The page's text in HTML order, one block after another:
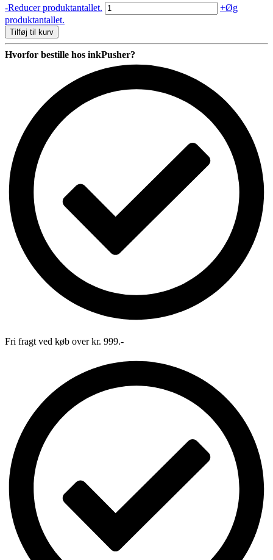
-Reducer produktantallet. Brother
DK11201
komp.
antal
+Øg
produktantallet.
Tilføj til kurv
Hvorfor bestille hos inkPusher?
Fri fragt ved køb over kr. 999.-